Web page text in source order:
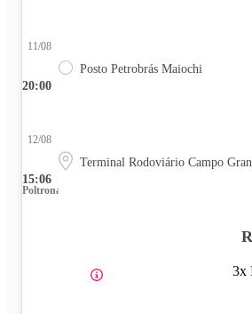
20:00
11/08
Posto Petrobrás Maiochi
15:06
12/08
Terminal Rodoviário Campo
Poltrona
3x